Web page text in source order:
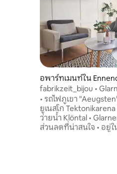
อพาร์ทเมนท์ใน
fabrikzeit_bijou •
Klöntal
• รถไฟภูเขา
ยูเนสโก Tektonikarena
ว่ายน้ำ Klöntal •
ส่วนลดที่น่าสนใจ • อยู่ใ
พื้นที่กีฬาฤดูร้อนและฤ